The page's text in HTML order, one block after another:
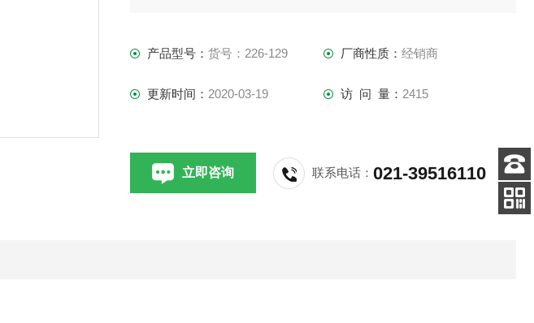
产品型号：货号：226-129 厂商性质： 经销商
更新时间： 2020-03-19 访 问 量： 2415
立即咨询 联系电话：021-39516110
客服
电话